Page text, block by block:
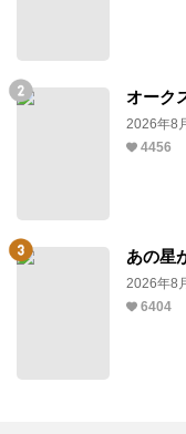
オーク
2026年8
4456
あの星
2026年8
6404